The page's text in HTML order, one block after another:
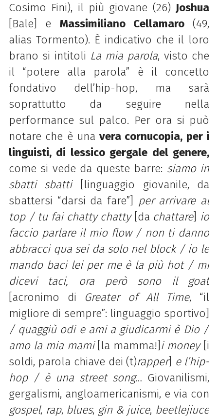
Cosimo Fini), il più giovane (26) Joshua
[Bale] e Massimiliano Cellamaro (49,
alias Tormento). È indicativo che il loro
brano si intitoli La mia parola, visto che
il “potere alla parola” è il concetto
fondativo dell’hip-hop, ma sarà
soprattutto da seguire nella
performance sul palco. Per ora si può
notare che è unavera cornucopia, per i
linguisti, di lessico gergale del genere,
come si vede da queste barre: siamo in
sbatti sbatti
[linguaggio giovanile, da
sbattersi “darsi da fare”] per arrivare al
top / tu fai chatty chatty [da chattare] io
faccio parlare il mio flow / non ti danno
abbracci qua sei da solo nel block / io le
mando baci lei per me è la più hot / mi
dicevi taci, ora però sono il
goat
[acronimo di Greater of All Time, “il
migliore di sempre”: linguaggio sportivo]
/ quaggiù odi e ami a giudicarmi è Dio /
amo la mia mami [la mamma!] i money [i
soldi, parola chiave dei (t)rapper] e l’hip-
hop / è una street song… Giovanilismi,
gergalismi, angloamericanismi, e via con
gospel, rap, blues, gin & juice, beetlejiuce